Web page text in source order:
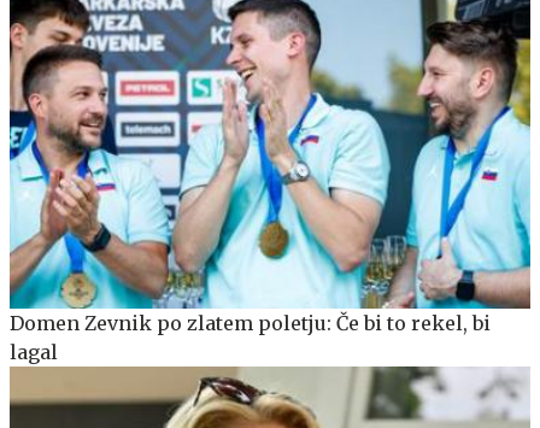
Domen Zevnik po zlatem poletju: Če bi to rekel, bi
lagal